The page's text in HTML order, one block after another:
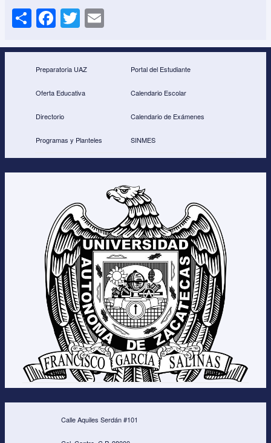
S
h
ar
e
F
a
c
e
b
o
k
T
wi
tt
er
ail
Preparatoria UAZ
Oferta Educativa
Directorio
Programas y Planteles
Portal del Estudiante
Calendario Escolar
Calendario de Exámenes
SINMES
Calle Aquiles Serdán #101